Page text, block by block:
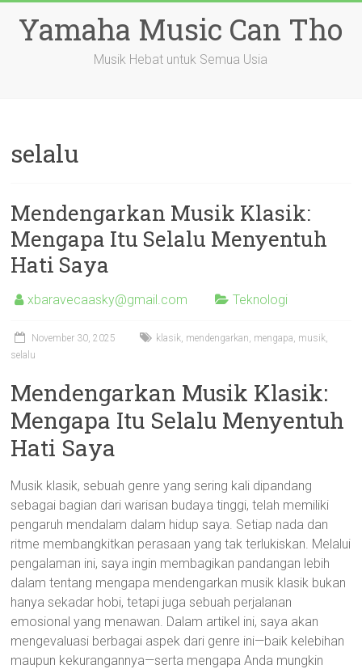
contentYamaha Music Can Tho
Musik Hebat untuk Semua Usia
selalu
Mendengarkan Musik Klasik:
Mengapa Itu Selalu Menyentuh
Hati Saya
xbaravecaasky@gmail.com Teknologi
November 30, 2025 klasik, mendengarkan, mengapa, musik,
selalu
Mendengarkan Musik Klasik:
Mengapa Itu Selalu Menyentuh
Hati Saya
Musik klasik, sebuah genre yang sering kali dipandang
sebagai bagian dari warisan budaya tinggi, telah memiliki
pengaruh mendalam dalam hidup saya. Setiap nada dan
ritme membangkitkan perasaan yang tak terlukiskan. Melalui
pengalaman ini, saya ingin membagikan pandangan lebih
dalam tentang mengapa mendengarkan musik klasik bukan
hanya sekadar hobi, tetapi juga sebuah perjalanan
emosional yang menawan. Dalam artikel ini, saya akan
mengevaluasi berbagai aspek dari genre ini—baik kelebihan
maupun kekurangannya—serta mengapa Anda mungkin